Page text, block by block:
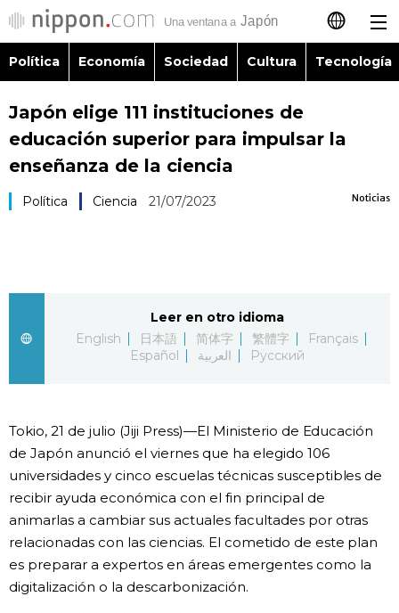
日本語
English
Русский
Política
Vida
Guía de Japón
Vídeos e imágenes
En profundidad
Política Economía Sociedad Cultura Tecnología
Japón elige 111 instituciones de
educación superior para impulsar la
enseñanza de la ciencia
Noticias
Política Ciencia 21/07/2023
Leer en otro idioma
English
日本語 简体字 繁體字
Français
Español
العربية Русский
Tokio, 21 de julio (Jiji Press)—El Ministerio de Educación
de Japón anunció el viernes que ha elegido 106
universidades y cinco escuelas técnicas susceptibles de
recibir ayuda económica con el fin principal de
animarlas a cambiar sus actuales facultades por otras
relacionadas con las ciencias. El cometido de este plan
es preparar a expertos en áreas emergentes como la
digitalización o la descarbonización.